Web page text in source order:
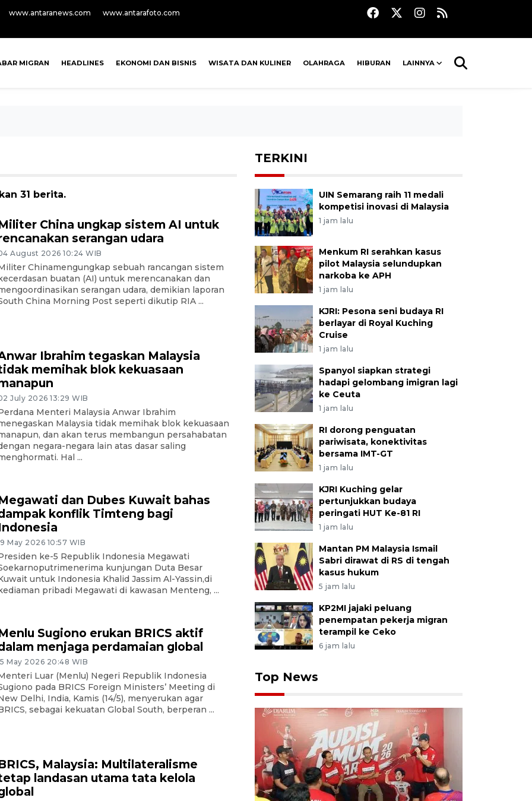
www.antaranews.com www.antarafoto.com
MIGRAN HEADLINES EKONOMI DAN BISNIS WISATA DAN KULINER OLAHRAGA HIBURAN LAINNYA
31 berita.
China ungkap sistem AI untuk
serangan udara
August 2026 10:24 WIB
Chinamengungkap sebuah rancangan sistem
buatan (AI) untuk merencanakan dan
serangan udara, demikian laporan
China Morning Post seperti dikutip RIA ...
Ibrahim tegaskan Malaysia
memihak blok kekuasaan
July 2026 13:29 WIB
Menteri Malaysia Anwar Ibrahim
Malaysia tidak memihak blok kekuasaan
dan akan terus membangun persahabatan
negara-negara lain atas dasar saling
Hal ...
dan Dubes Kuwait bahas
konflik Timteng bagi
May 2026 10:57 WIB
ke-5 Republik Indonesia Megawati
kunjungan Duta Besar
untuk Indonesia Khalid Jassim Al-Yassin,di
pribadi Megawati di kawasan Menteng, ...
Sugiono erukan BRICS aktif
menjaga perdamaian global
May 2026 20:48 WIB
Luar (Menlu) Negeri Republik Indonesia
pada BRICS Foreign Ministers’ Meeting di
Delhi, India, Kamis (14/5), menyerukan agar
sebagai kekuatan Global South, berperan ...
Malaysia: Multilateralisme
landasan utama tata kelola
TERKINI
UIN Semarang raih 11 medali
kompetisi inovasi di Malaysia
1 jam lalu
Menkum RI serahkan kasus
pilot Malaysia selundupkan
narkoba ke APH
1 jam lalu
KJRI: Pesona seni budaya RI
berlayar di Royal Kuching
Cruise
1 jam lalu
Spanyol siapkan strategi
hadapi gelombang imigran lagi
ke Ceuta
1 jam lalu
RI dorong penguatan
pariwisata, konektivitas
bersama IMT-GT
1 jam lalu
KJRI Kuching gelar
pertunjukkan budaya
peringati HUT Ke-81 RI
1 jam lalu
Mantan PM Malaysia Ismail
Sabri dirawat di RS di tengah
kasus hukum
5 jam lalu
KP2MI jajaki peluang
penempatan pekerja migran
terampil ke Ceko
6 jam lalu
Top News